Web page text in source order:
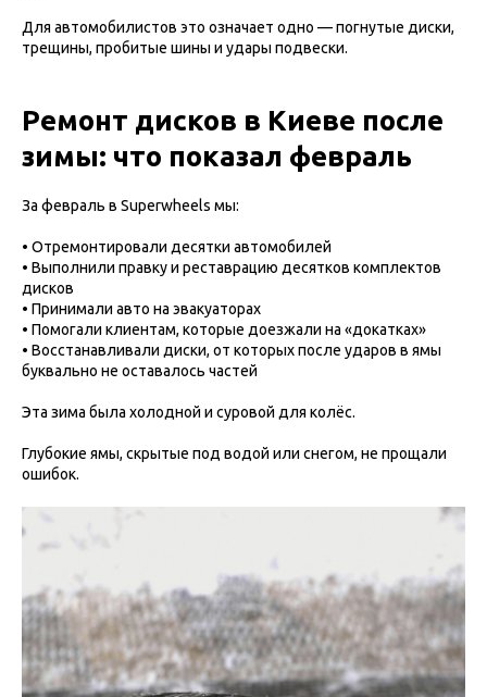
Для автомобилистов это означает одно — погнутые диски,
трещины, пробитые шины и удары подвески.
Ремонт дисков в Киеве после
зимы: что показал февраль
За февраль в Superwheels мы:
• Отремонтировали десятки автомобилей
• Выполнили правку и реставрацию десятков комплектов
дисков
• Принимали авто на эвакуаторах
• Помогали клиентам, которые доезжали на «докатках»
• Восстанавливали диски, от которых после ударов в ямы
буквально не оставалось частей
Эта зима была холодной и суровой для колёс.
Глубокие ямы, скрытые под водой или снегом, не прощали
ошибок.